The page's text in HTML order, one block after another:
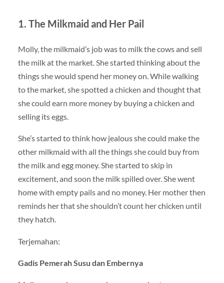
1. The Milkmaid and Her Pail
Molly, the milkmaid’s job was to milk the cows and sell
the milk at the market. She started thinking about the
things she would spend her money on. While walking
to the market, she spotted a chicken and thought that
she could earn more money by buying a chicken and
selling its eggs.
She’s started to think how jealous she could make the
other milkmaid with all the things she could buy from
the milk and egg money. She started to skip in
excitement, and soon the milk spilled over. She went
home with empty pails and no money. Her mother then
reminds her that she shouldn’t count her chicken until
they hatch.
Terjemahan:
Gadis Pemerah Susu dan Embernya